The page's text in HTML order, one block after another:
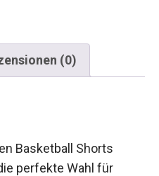
(0)
perfekte Wahl für